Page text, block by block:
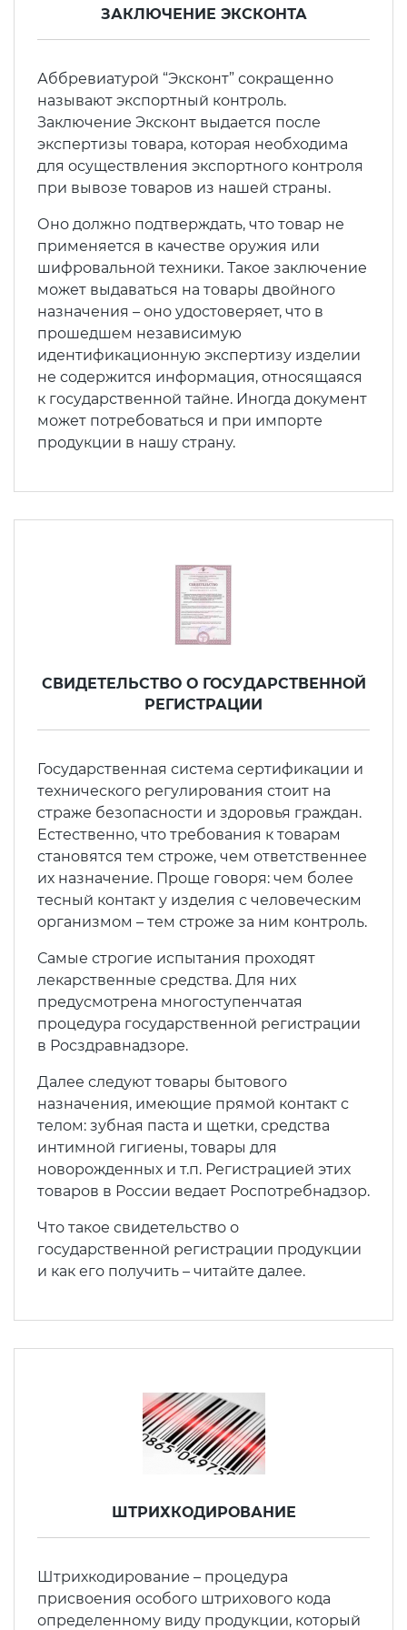
ЗАКЛЮЧЕНИЕ ЭКСКОНТА
Аббревиатурой “Эксконт” сокращенно
называют экспортный контроль.
Заключение Эксконт выдается после
экспертизы товара, которая необходима
для осуществления экспортного контроля
при вывозе товаров из нашей страны.
Оно должно подтверждать, что товар не
применяется в качестве оружия или
шифровальной техники. Такое заключение
может выдаваться на товары двойного
назначения – оно удостоверяет, что в
прошедшем независимую
идентификационную экспертизу изделии
не содержится информация, относящаяся
к государственной тайне. Иногда документ
может потребоваться и при импорте
продукции в нашу страну.
CВИДЕТЕЛЬСТВО О ГОСУДАРСТВЕННОЙ
РЕГИСТРАЦИИ
Государственная система сертификации и
технического регулирования стоит на
страже безопасности и здоровья граждан.
Естественно, что требования к товарам
становятся тем строже, чем ответственнее
их назначение. Проще говоря: чем более
тесный контакт у изделия с человеческим
организмом – тем строже за ним контроль.
Самые строгие испытания проходят
лекарственные средства. Для них
предусмотрена многоступенчатая
процедура государственной регистрации
в Росздравнадзоре.
Далее следуют товары бытового
назначения, имеющие прямой контакт с
телом: зубная паста и щетки, средства
интимной гигиены, товары для
новорожденных и т.п. Регистрацией этих
товаров в России ведает Роспотребнадзор.
Что такое свидетельство о
государственной регистрации продукции
и как его получить – читайте далее.
ШТРИХКОДИРОВАНИЕ
Штрихкодирование – процедура
присвоения особого штрихового кода
определенному виду продукции, который
Сертификация бытовой техники
Сертификация легкой
промышленности
Сертификация мебели
Сертификация импортной
продукции
Сертификация для
маркетплейсов
Сертификация детских товаров
Сертификация ресурсов
БАДы
Сертификат ГОСТ Р ИСО/МЭК
20000-1-2021
Сертификат ГОСТ Р ИСО 26000-
2012
Сертификат ГОСТ Р ИСО/МЭК
27001-2021
Сертификат на ИСМ
Регистрация товарного знака
(торговой марки) в Роспатенте
Регистрация товарного знака
(торговой марки) в Роспатенте
Регистрация товарного знака
(торговой марки) в Роспатенте
Заключение ФСТЭК
Декларация связи Минцифры
2014
Сертификат ГОСТ Р 56404-2021
Сертификат ГОСТ Р 55267-2012
Декларация ГОСТ Р
Добровольная сертификация
продукции ГОСТ Р
Добровольный сертификат на
услуги
О безопасности дорог (ТР ТС
О безопасности оборудования
для работы во взрывоопасных
средах (ТР ТС 012/2011)
лифтов»
О требованиях к средствам
обеспечения пожарной
безопасности и пожаротушения
Декларация соответствия ТР ТС
004/2011
Декларация ТР ТС
Декларирование оборудования
по схеме 5Д (ТР ТС 010)
продукции (ТР ТС 021)
Декларирование алкогольной
Декларирование
электромагнитной
совместимости (ТР ТС 020)
Сертификация детских товаров
(ТР ТС 007)
Сертификация товаров легкой
промышленности (ТР ТС 017)
Сертификация промышленного
оборудования (ТР ТС 010)
Сертификация средств
индивидуальной защиты (ТР ТС
019)
Действующие технические
регламенты